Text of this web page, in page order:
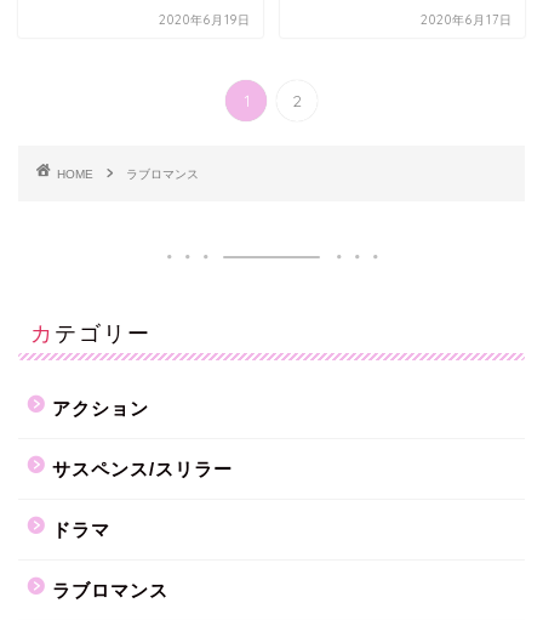
2020年6月19日 2020年6月17日
1 2
HOME ラブロマンス
カテゴリー
アクション
サスペンス/スリラー
ドラマ
ラブロマンス